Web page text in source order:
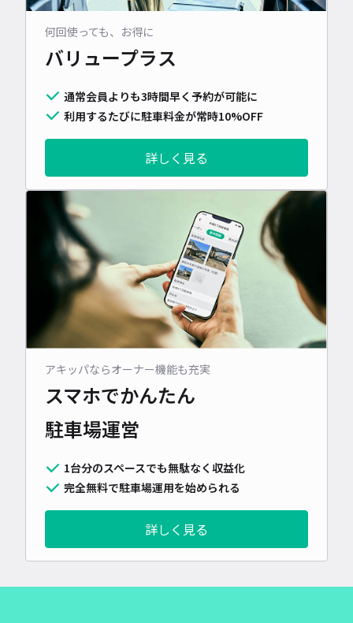
何回使っても、お得に
バリュープラス
通常会員よりも3時間早く予約が可能に
利用するたびに駐車料金が常時10%OFF
詳しく見る
アキッパならオーナー機能も充実
スマホでかんたん
駐車場運営
1台分のスペースでも無駄なく収益化
完全無料で駐車場運用を始められる
詳しく見る